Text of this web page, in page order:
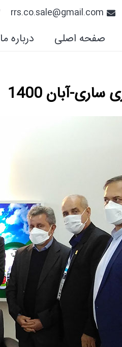
rrs.co.sale@gmail.com
صفحه اصلی درباره ما
آبان 1400